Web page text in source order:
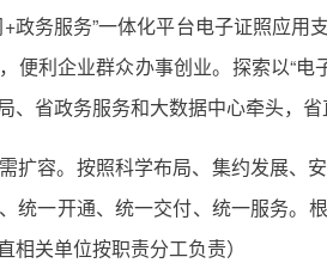
政务服务”一体化平台电子证照应
便利企业群众办事创业。探索以“电
省政务服务和大数据中心牵头，省
扩容。按照科学布局、集约发展
统一开通、统一交付、统一服务
关单位按职责分工负责）